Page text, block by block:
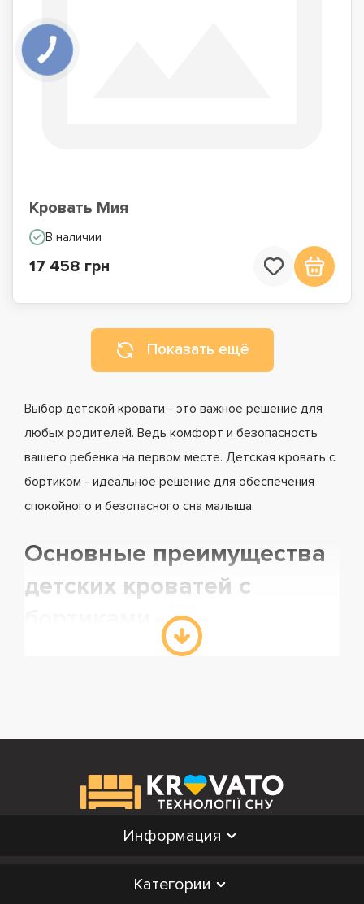
Кровать Мия
В наличии
17 458 грн
Показать ещё
Выбор детской кровати - это важное решение для
любых родителей. Ведь комфорт и безопасность
вашего ребенка на первом месте. Детская кровать с
бортиком - идеальное решение для обеспечения
спокойного и безопасного сна малыша.
Основные преимущества
детских кроватей с
Безопасность во время сна.
самостоятельно.
создают ощущение уюта и безопасности. Ребенок
лучшему сну и отдыху. Бортики могут быть
Информация
Категории